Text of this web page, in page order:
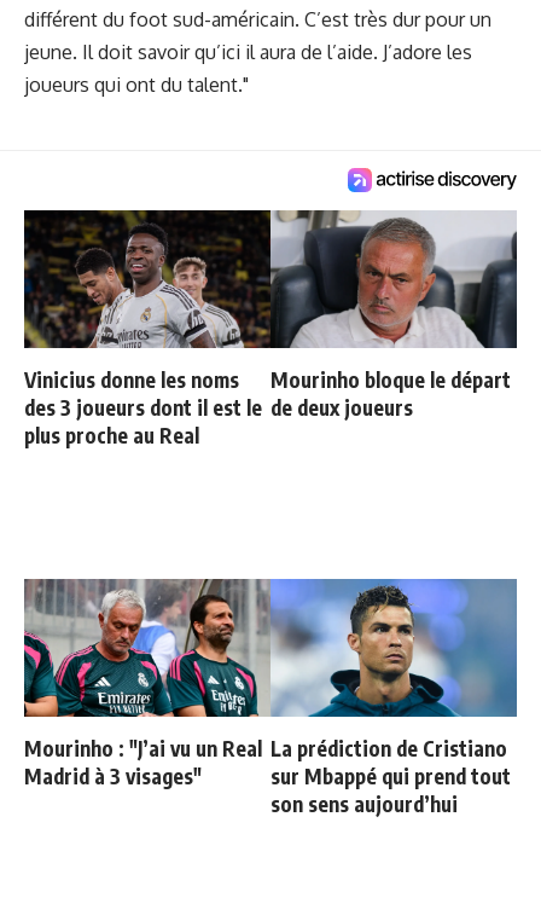
différent du foot sud-américain. C’est très dur pour un
jeune. Il doit savoir qu’ici il aura de l’aide. J’adore les
joueurs qui ont du talent."
Vinicius donne les noms
des 3 joueurs dont il est le
plus proche au Real
Mourinho bloque le départ
de deux joueurs
Mourinho : "J’ai vu un Real
Madrid à 3 visages"
La prédiction de Cristiano
sur Mbappé qui prend tout
son sens aujourd’hui